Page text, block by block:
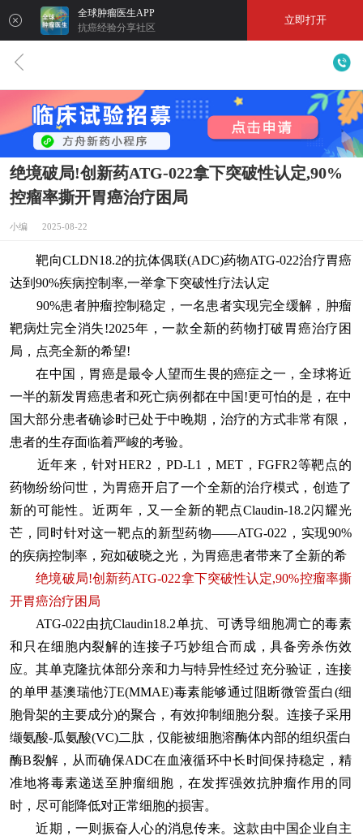
全球肿瘤医生APP
抗癌经验分享社区
立即打开
绝境破局!创新药ATG-022拿下突破性认定,90%
控瘤率撕开胃癌治疗困局
小编 2025-08-22
靶向CLDN18.2的抗体偶联(ADC)药物ATG-022治疗胃癌
达到90%疾病控制率,一举拿下突破性疗法认定
90%患者肿瘤控制稳定，一名患者实现完全缓解，肿瘤
靶病灶完全消失!2025年，一款全新的药物打破胃癌治疗困
局，点亮全新的希望!
在中国，胃癌是最令人望而生畏的癌症之一，全球将近
一半的新发胃癌患者和死亡病例都在中国!更可怕的是，在中
国大部分患者确诊时已处于中晚期，治疗的方式非常有限，
患者的生存面临着严峻的考验。
近年来，针对HER2，PD-L1，MET，FGFR2等靶点的
药物纷纷问世，为胃癌开启了一个全新的治疗模式，创造了
新的可能性。近两年，又一全新的靶点Claudin-18.2闪耀光
芒，同时针对这一靶点的新型药物——ATG-022，实现90%
的疾病控制率，宛如破晓之光，为胃癌患者带来了全新的希
绝境破局!创新药ATG-022拿下突破性认定,90%控瘤率撕
开胃癌治疗困局
ATG-022由抗Claudin18.2单抗、可诱导细胞凋亡的毒素
和只在细胞内裂解的连接子巧妙组合而成，具备旁杀伤效
应。其单克隆抗体部分亲和力与特异性经过充分验证，连接
的单甲基澳瑞他汀E(MMAE)毒素能够通过阻断微管蛋白(细
胞骨架的主要成分)的聚合，有效抑制细胞分裂。连接子采用
缬氨酸-瓜氨酸(VC)二肽，仅能被细胞溶酶体内部的组织蛋白
酶B裂解，从而确保ADC在血液循环中长时间保持稳定，精
准地将毒素递送至肿瘤细胞，在发挥强效抗肿瘤作用的同
时，尽可能降低对正常细胞的损害。
近期，一则振奋人心的消息传来。这款由中国企业自主